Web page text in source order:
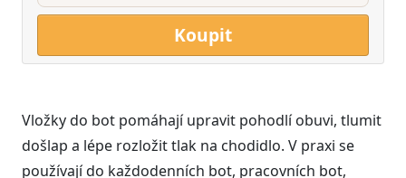
Koupit
Vložky do bot pomáhají upravit pohodlí obuvi, tlumit
došlap a lépe rozložit tlak na chodidlo. V praxi se
používají do každodenních bot, pracovních bot,